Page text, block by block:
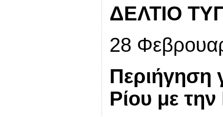
ΔΕΛΤΙΟ
28
Περιήγηση
Ρίου με